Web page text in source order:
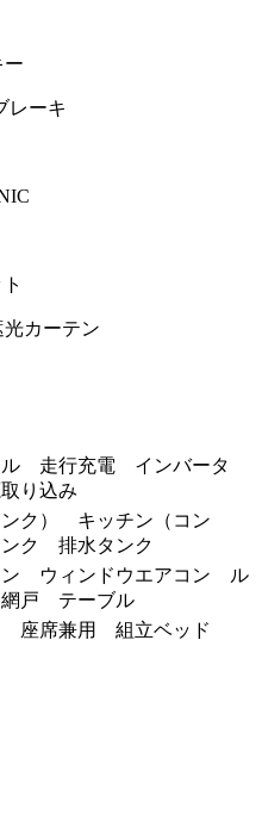
レーキ
ト
カーテン
ル 走行充電 インバータ
り込み
ンク） キッチン（コン
ク 排水タンク
ン ウィンドウエアコン ル
戸 テーブル
座席兼用 組立ベッド